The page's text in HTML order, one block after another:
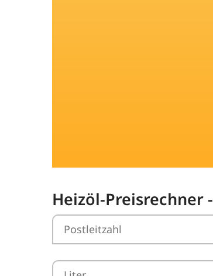
Heizöl-Preisrechner